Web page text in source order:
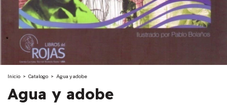
Inicio > Catalogo > Agua y adobe
Agua y adobe